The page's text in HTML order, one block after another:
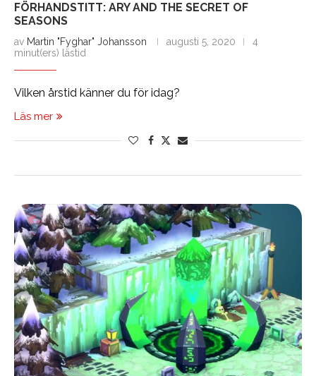
FÖRHANDSTITT: ARY AND THE SECRET OF
SEASONS
av Martin "Fyghar" Johansson augusti 5, 2020
4
minut(ers) lästid
Vilken årstid känner du för idag?
Läs mer